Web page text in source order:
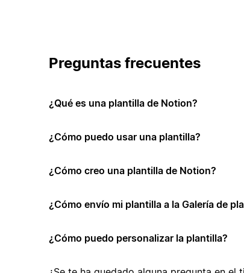
Preguntas frecuentes
¿Qué es una plantilla de Notion?
¿Cómo puedo usar una plantilla?
¿Cómo creo una plantilla de Notion?
¿Cómo envío mi plantilla a la Galería de
¿Cómo puedo personalizar la plantilla?